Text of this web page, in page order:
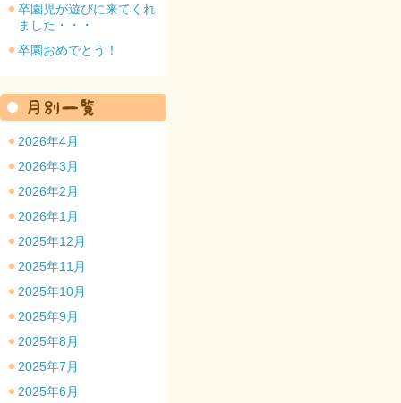
園のトップ
卒園児が遊びに来てくれ
ました・・・
卒園おめでとう！
2026年4月
2026年3月
2026年2月
2026年1月
2025年12月
2025年11月
2025年10月
2025年9月
2025年8月
2025年7月
2025年6月